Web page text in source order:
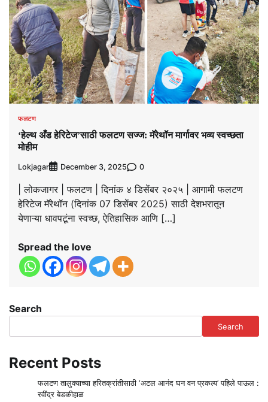
फलटण
‘हेल्थ अँड हेरिटेज’साठी फलटण सज्ज: मॅरेथॉन मार्गावर भव्य स्वच्छता
मोहीम
Lokjagar December 3, 2025 0
| लोकजागर | फलटण | दिनांक ४ डिसेंबर २०२५ | आगामी फलटण
हेरिटेज मॅरेथॉन (दिनांक 07 डिसेंबर 2025) साठी देशभरातून
येणाऱ्या धावपटूंना स्वच्छ, ऐतिहासिक आणि […]
Spread the love
Search
Search
Recent Posts
फलटण तालुक्याच्या हरितक्रांतीसाठी ‘अटल आनंद घन वन प्रकल्प’ पहिले पाऊल :
रवींद्र बेडकीहाळ